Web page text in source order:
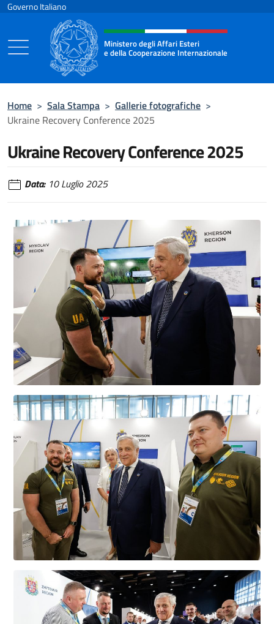
Salta al contenuto
Governo Italiano
Intestazione sito, social e menù
Ministero degli Affari Esteri
e della Cooperazione Internazionale
Home > Sala Stampa > Gallerie fotografiche >
Ukraine Recovery Conference 2025
Ukraine Recovery Conference 2025
Data: 10 Luglio 2025